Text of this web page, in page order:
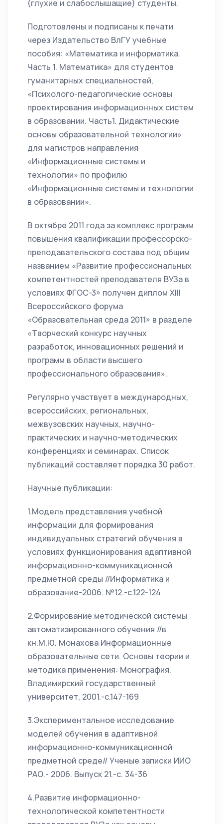
(глухие и слабослышащие) студенты.
Подготовлены и подписаны к печати
через Издательство ВлГУ учебные
пособия: «Математика и информатика.
Часть 1. Математика» для студентов
гуманитарных специальностей,
«Психолого-педагогические основы
проектирования информационных систем
в образовании. Часть1. Дидактические
основы образовательной технологии»
для магистров направления
«Информационные системы и
технологии» по профилю
«Информационные системы и технологии
в образовании».
В октябре 2011 года за комплекс программ
повышения квалификации профессорско-
преподавательского состава под общим
названием «Развитие профессиональных
компетентностей преподавателя ВУЗа в
условиях ФГОС-3» получен диплом XIII
Всероссийского форума
«Образовательная среда 2011» в разделе
«Творческий конкурс научных
разработок, инновационных решений и
программ в области высшего
профессионального образования».
Регулярно участвует в международных,
всероссийских, региональных,
межвузовских научных, научно-
практических и научно-методических
конференциях и семинарах. Список
публикаций составляет порядка 30 работ.
Научные публикации:
1.Модель представления учебной
информации для формирования
индивидуальных стратегий обучения в
условиях функционирования адаптивной
информационно-коммуникационной
предметной среды //Информатика и
образование-2006. №12.-с.122-124
2.Формирование методической системы
автоматизированного обучения //в
кн.М.Ю. Монахова Информационные
образовательные сети. Основы теории и
методика применения: Монография.
Владимирский государственный
университет, 2001.-с.147-169
3.Экспериментальное исследование
моделей обучения в адаптивной
информационно-коммуникационной
предметной среде// Ученые записки ИИО
РАО.- 2006. Выпуск 21.-с. 34-36
4.Развитие информационно-
технологической компетентности